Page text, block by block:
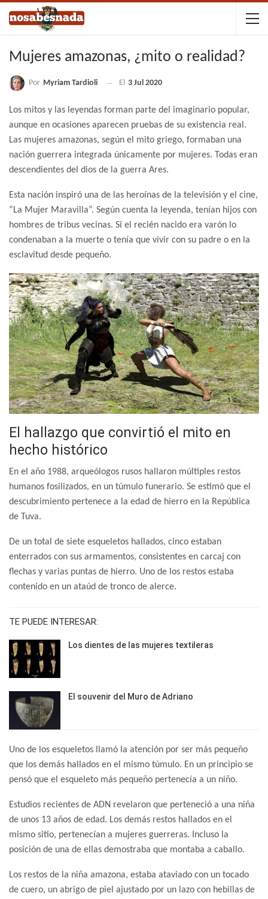
Mujeres amazonas, ¿mito o realidad?
Por Myriam Tardioli El 3 Jul 2020
Los mitos y las leyendas forman parte del imaginario popular,
aunque en ocasiones aparecen pruebas de su existencia real.
Las mujeres amazonas, según el mito griego, formaban una
nación guerrera integrada únicamente por mujeres. Todas eran
descendientes del dios de la guerra Ares.
Esta nación inspiró una de las heroínas de la televisión y el cine,
“La Mujer Maravilla”. Según cuenta la leyenda, tenían hijos con
hombres de tribus vecinas. Si el recién nacido era varón lo
condenaban a la muerte o tenía que vivir con su padre o en la
esclavitud desde pequeño.
El hallazgo que convirtió el mito en
hecho histórico
En el año 1988, arqueólogos rusos hallaron múltiples restos
humanos fosilizados, en un túmulo funerario. Se estimó que el
descubrimiento pertenece a la edad de hierro en la República
de Tuva.
De un total de siete esqueletos hallados, cinco estaban
enterrados con sus armamentos, consistentes en carcaj con
flechas y varias puntas de hierro. Uno de los restos estaba
contenido en un ataúd de tronco de alerce.
TE PUEDE INTERESAR:
Los dientes de las mujeres textileras
El souvenir del Muro de Adriano
Uno de los esqueletos llamó la atención por ser más pequeño
que los demás hallados en el mismo túmulo. En un principio se
pensó que el esqueleto más pequeño pertenecía a un niño.
Estudios recientes de ADN revelaron que perteneció a una niña
de unos 13 años de edad. Los demás restos hallados en el
mismo sitio, pertenecían a mujeres guerreras. Incluso la
posición de una de ellas demostraba que montaba a caballo.
Los restos de la niña amazona, estaba ataviado con un tocado
de cuero, un abrigo de piel ajustado por un lazo con hebillas de